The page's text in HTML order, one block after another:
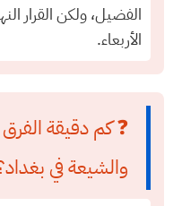
الفضيل، ولكن القرار
الأربعاء.
❓ كم دقيقة
والشيعة في